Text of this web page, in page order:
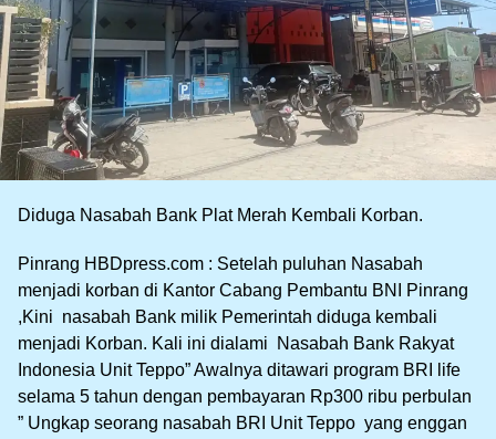
Diduga Nasabah Bank Plat Merah Kembali Korban.
Pinrang HBDpress.com : Setelah puluhan Nasabah
menjadi korban di Kantor Cabang Pembantu BNI Pinrang
,Kini nasabah Bank milik Pemerintah diduga kembali
menjadi Korban. Kali ini dialami Nasabah Bank Rakyat
Indonesia Unit Teppo” Awalnya ditawari program BRI life
selama 5 tahun dengan pembayaran Rp300 ribu perbulan
” Ungkap seorang nasabah BRI Unit Teppo yang enggan